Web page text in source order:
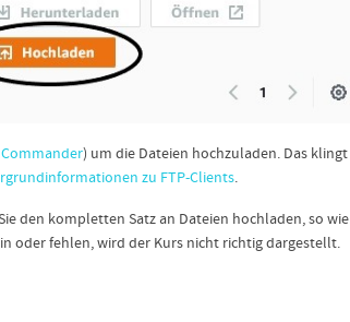
) um die Dateien hochzuladen. Das klingt
zu FTP-Clients.
den kompletten Satz an Dateien hochladen, so wie
oder fehlen, wird der Kurs nicht richtig dargestellt.